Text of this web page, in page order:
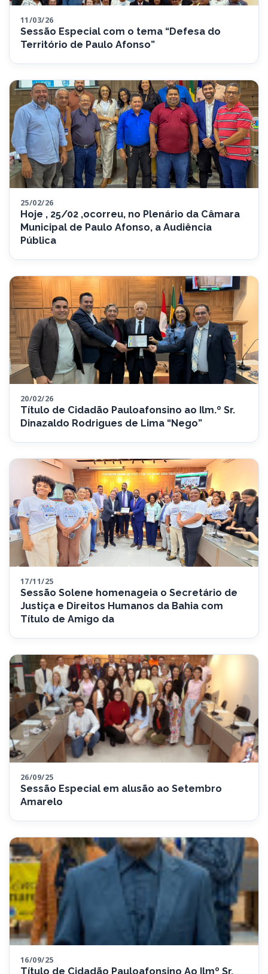
11/03/26
Sessão Especial com o tema “Defesa do
Território de Paulo Afonso”
25/02/26
Hoje , 25/02 ,ocorreu, no Plenário da Câmara
Municipal de Paulo Afonso, a Audiência
Pública
20/02/26
Título de Cidadão Pauloafonsino ao Ilm.º Sr.
Dinazaldo Rodrigues de Lima “Nego”
17/11/25
Sessão Solene homenageia o Secretário de
Justiça e Direitos Humanos da Bahia com
Título de Amigo da
26/09/25
Sessão Especial em alusão ao Setembro
Amarelo
16/09/25
Título de Cidadão Pauloafonsino Ao Ilmº Sr.